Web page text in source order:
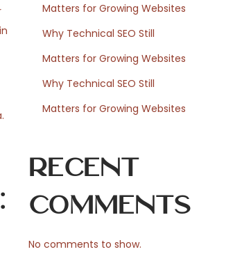
Matters for Growing Websites
Why Technical SEO Still
Matters for Growing Websites
Why Technical SEO Still
Matters for Growing Websites
Recent
Comments
No comments to show.